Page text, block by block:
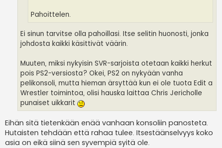
Pahoittelen.
Ei sinun tarvitse olla pahoillasi. Itse selitin huonosti, jonka
johdosta kaikki käsittivät väärin.
Muuten, miksi nykyisin SVR-sarjoista otetaan kaikki herkut
pois PS2-versiosta? Okei, PS2 on nykyään vanha
pelikonsoli, mutta hieman ärsyttää kun ei ole tuota Edit a
Wrestler toimintoa, olisi hauska laittaa Chris Jericholle
punaiset uikkarit
Eihän sitä tietenkään enää vanhaan konsoliin panosteta.
Hutaisten tehdään että rahaa tulee. Itsestäänselvyys koko
asia on eikä siinä sen syvempiä syitä ole.